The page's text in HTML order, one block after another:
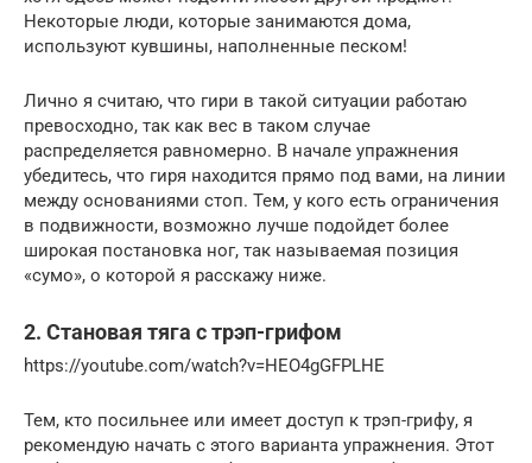
Некоторые люди, которые занимаются дома,
используют кувшины, наполненные песком!
Лично я считаю, что гири в такой ситуации работаю
превосходно, так как вес в таком случае
распределяется равномерно. В начале упражнения
убедитесь, что гиря находится прямо под вами, на линии
между основаниями стоп. Тем, у кого есть ограничения
в подвижности, возможно лучше подойдет более
широкая постановка ног, так называемая позиция
«сумо», о которой я расскажу ниже.
2. Становая тяга с трэп-грифом
https://youtube.com/watch?v=HEO4gGFPLHE
Тем, кто посильнее или имеет доступ к трэп-грифу, я
рекомендую начать с этого варианта упражнения. Этот